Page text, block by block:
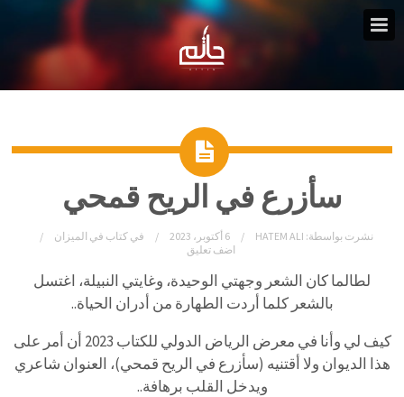
سأزرع في الريح قمحي
نشرت بواسطة: HATEM ALI 6 أكتوبر، 2023 في كتاب في الميزان
اضف تعليق
لطالما كان الشعر وجهتي الوحيدة، وغايتي النبيلة، اغتسل
بالشعر كلما أردت الطهارة من أدران الحياة..
كيف لي وأنا في معرض الرياض الدولي للكتاب 2023 أن أمر على
هذا الديوان ولا أقتنيه (سأزرع في الريح قمحي)، العنوان شاعري
ويدخل القلب برهافة..